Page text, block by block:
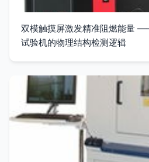
双模触摸屏激发精准阻燃能量
试验机的物理结构检测逻辑